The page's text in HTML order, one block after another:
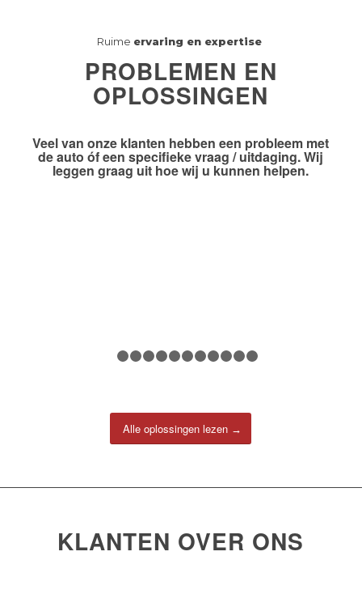
Ruime ervaring en expertise
PROBLEMEN EN
OPLOSSINGEN
Veel van onze klanten hebbeneen probleem met
de auto ófeen specifieke vraag / uitdaging. Wij
leggen graag uit hoe wij u kunnen helpen.
1 2 3 4 5 6
Alle oplossingen lezen
KLANTEN OVER ONS